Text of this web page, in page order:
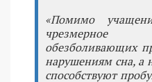
«Помимо
чрезмерное
обезболивающих
нарушениям сна, а
способствуют